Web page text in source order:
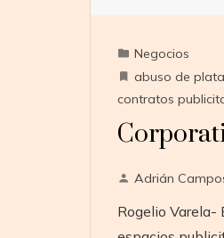
Negocios
abuso de
contratos
Adrián
Rogelio Varela-